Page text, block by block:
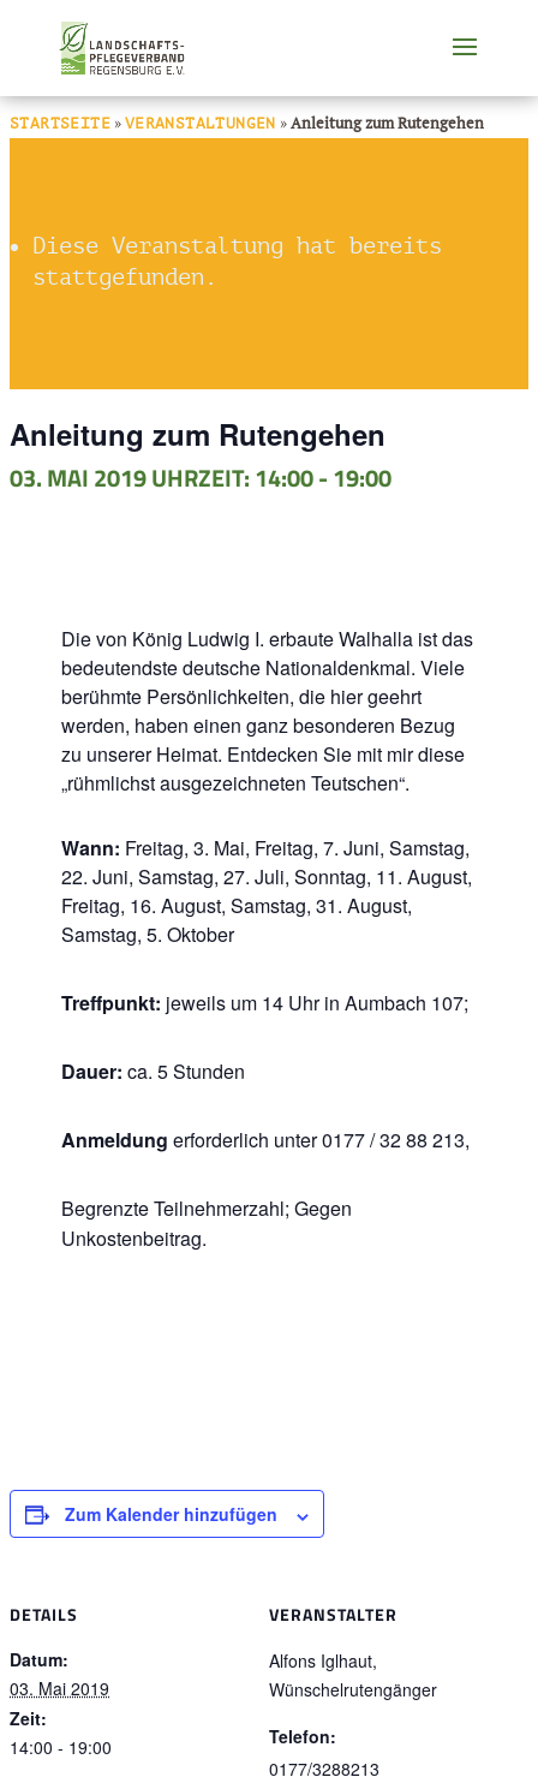
STARTSEITE» VERANSTALTUNGEN »Anleitung zum Rutengehen
Diese Veranstaltung hat bereits
stattgefunden.
Anleitung zum Rutengehen
03. MAI 2019 UHRZEIT: 14:00-19:00
Die von König Ludwig I. erbaute Walhalla ist das
bedeutendste deutsche Nationaldenkmal. Viele
berühmte Persönlichkeiten, die hier geehrt
werden, haben einen ganz besonderen Bezug
zu unserer Heimat. Entdecken Sie mit mir diese
„rühmlichst ausgezeichneten Teutschen“.
Wann: Freitag, 3. Mai, Freitag, 7. Juni, Samstag,
22. Juni, Samstag, 27. Juli, Sonntag, 11. August,
Freitag, 16. August, Samstag, 31. August,
Samstag, 5. Oktober
Treffpunkt: jeweils um 14 Uhr in Aumbach 107;
Dauer: ca. 5 Stunden
Anmeldung erforderlich unter 0177 / 32 88 213,
Begrenzte Teilnehmerzahl; Gegen
Unkostenbeitrag.
Zum Kalender hinzufügen
DETAILS
Datum:
03. Mai 2019
Zeit:
14:00 - 19:00
VERANSTALTER
Alfons Iglhaut,
Wünschelrutengänger
Telefon:
0177/3288213